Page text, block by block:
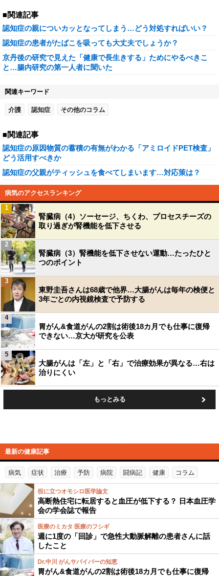
■関連記事
認知症の親についカッとなってしまう…どう対処すればいい？
認知症の患者がたばこを吸っても大丈夫でしょうか？
京丹後の研究で見えた「健康で長生きする」ためにやるべきこ
と…腸内研究の第一人者に聞いた
関連キーワード
介護 認知症 その他のコラム
■関連記事
認知症の原因物質の蓄積の有無がわかる「アミロイドPET検査」
どう活用すべきか
認知症の父親がティッシュを食べてしまいます…対応策は？
病気のアクセスランキング
腎臓病（4）ソーセージ、ちくわ、プロセスチーズの
取り過ぎが腎機能を低下させる
1
腎臓病（3）腎機能を低下させない運動…たったひと
つのポイント
2
東野圭吾さんは68歳で他界…大腸がんは毎年の検便と
3年ごとの内視鏡検査で予防する
3
胃がん&食道がんの2割は術後18カ月でも仕事に復帰
できない…京大が研究を公表
4
大腸がんは「左」と「右」で治療効果が異なる…右は
治りにくい
5
もっとみる
最新の健康記事
病気 症状 治療 予防 病院 闘病記 健康 コラム
役に立つオモシロ医学論文
高断熱住宅に転居すると血圧が低下する？ 日本血圧学
会の学会誌で報告
医療のミカタ 医療のフシギ
週に1度の「回診」で急性大動脈解離の患者さんに話
したこと
Dr.中川 がんサバイバーの知恵
胃がん&食道がんの2割は術後18カ月でも仕事に復帰